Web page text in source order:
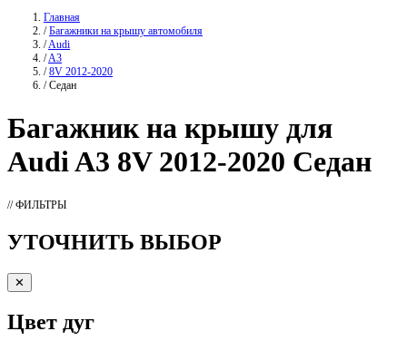
Главная
/ Багажники на крышу автомобиля
/Audi
/A3
/ 8V 2012-2020
/ Седан
Багажникна крышу для
Audi A3 8V 2012-2020 Седан
// ФИЛЬТРЫ
УТОЧНИТЬ ВЫБОР
✕
Цвет дуг